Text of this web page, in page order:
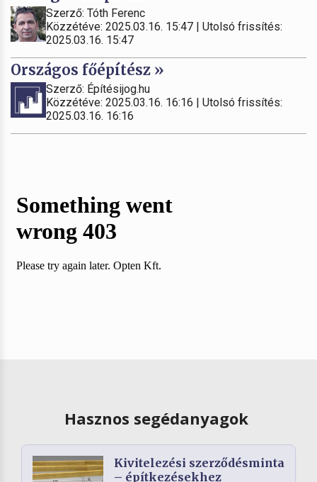
Szerző: Tóth Ferenc
Közzétéve: 2025.03.16. 15:47 | Utolsó frissítés:
2025.03.16. 15:47
Országos főépítész »
Szerző: Építésijog.hu
Közzétéve: 2025.03.16. 16:16 | Utolsó frissítés:
2025.03.16. 16:16
Hasznos segédanyagok
Kivitelezési szerződésminta
– építkezésekhez